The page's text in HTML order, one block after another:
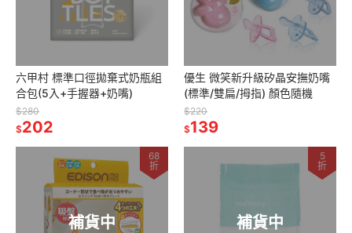
六甲村 標準口徑拋棄式奶瓶組
合包(5入+手握器+奶嘴)
$280
$202
優生 微笑新升級矽晶安撫奶嘴
(標準/雙扁/拇指) 顏色隨機
$220
$139
補貨中
68
折
補貨中
5
折